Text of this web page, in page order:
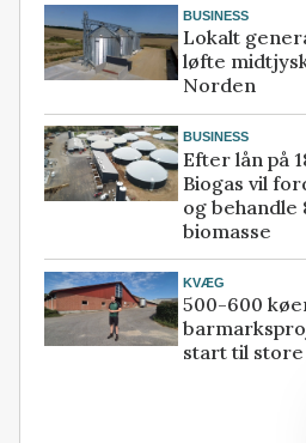
BUSINESS
Lokalt
løfte
Norden
BUSINESS
Efter lån på
Biogas vil
og behandle
biomasse
KVÆG
500-600
start til